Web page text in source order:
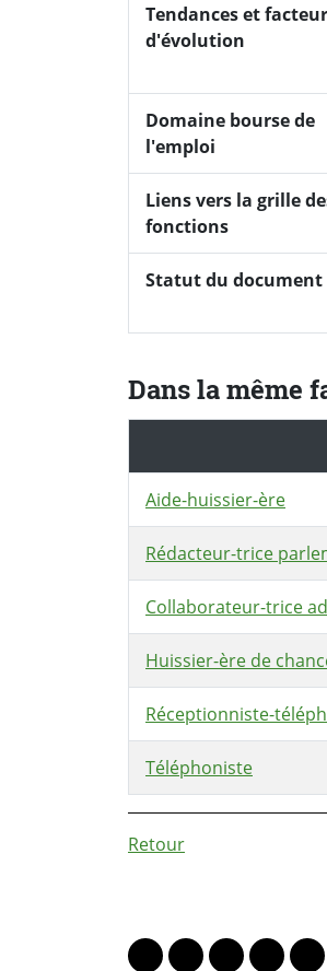
Tendances et
d'évolution
Domaine bourse de
l'emploi
Liens vers la grille
fonctions
Statut du document
Dans la même
Aide-huissier-ère
Rédacteur-trice
Collaborateur-trice
Huissier-ère de
Réceptionniste-
Téléphoniste
Retour